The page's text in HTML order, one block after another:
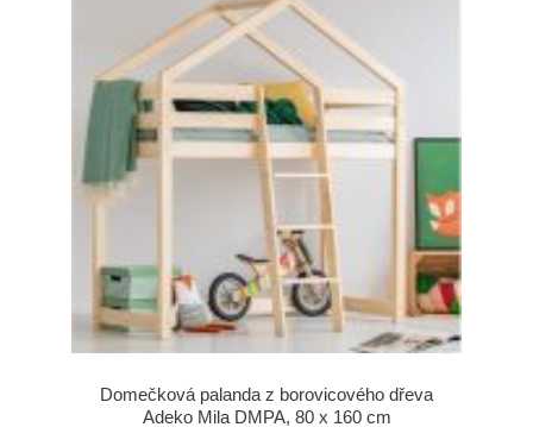
Domečková palanda z borovicového dřeva
Adeko Mila DMPA, 80 x 160 cm